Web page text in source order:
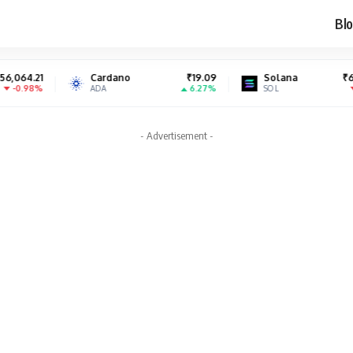
Cardano ₹19.09
ADA 6.27%
Solana ₹6,976.49
SOL -0.77%
- Advertisement -